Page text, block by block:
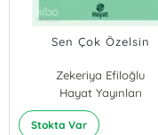
Sen Çok Özelsin
Zekeriya Efiloğlu
Hayat Yayınları
Stokta Var